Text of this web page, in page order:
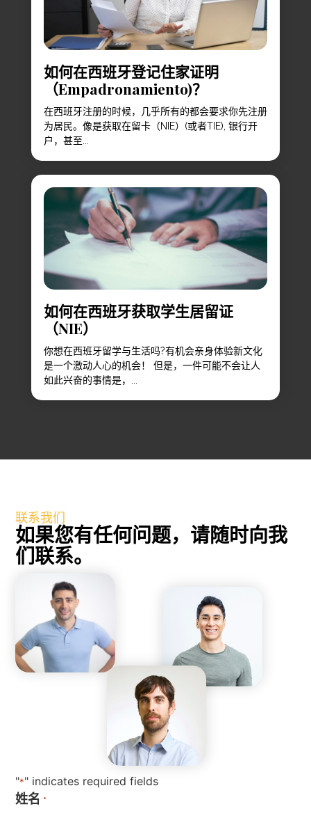
如何在西班牙登记住家证明
（Empadronamiento)？
在西班牙注册的时候，几乎所有的都会要求你先注册
为居民。像是获取在留卡（NIE）(或者TIE), 银行开
户，甚至...
如何在西班牙获取学生居留证
（NIE）
你想在西班牙留学与生活吗?有机会亲身体验新文化
是一个激动人心的机会！ 但是，一件可能不会让人
如此兴奋的事情是，...
联系我们
如果您有任何问题，请随时向我
们联系。
"*" indicates required fields
姓名 *